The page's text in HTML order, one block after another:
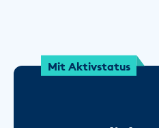
Mit Aktivstatus